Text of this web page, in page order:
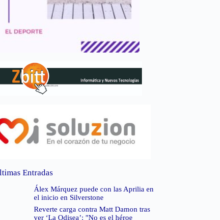
Entradas
Álex Márquez puede con las Aprilia en
el inicio en Silverstone
Reverte carga contra Matt Damon tras
ver ‘La Odisea’: "No es el héroe